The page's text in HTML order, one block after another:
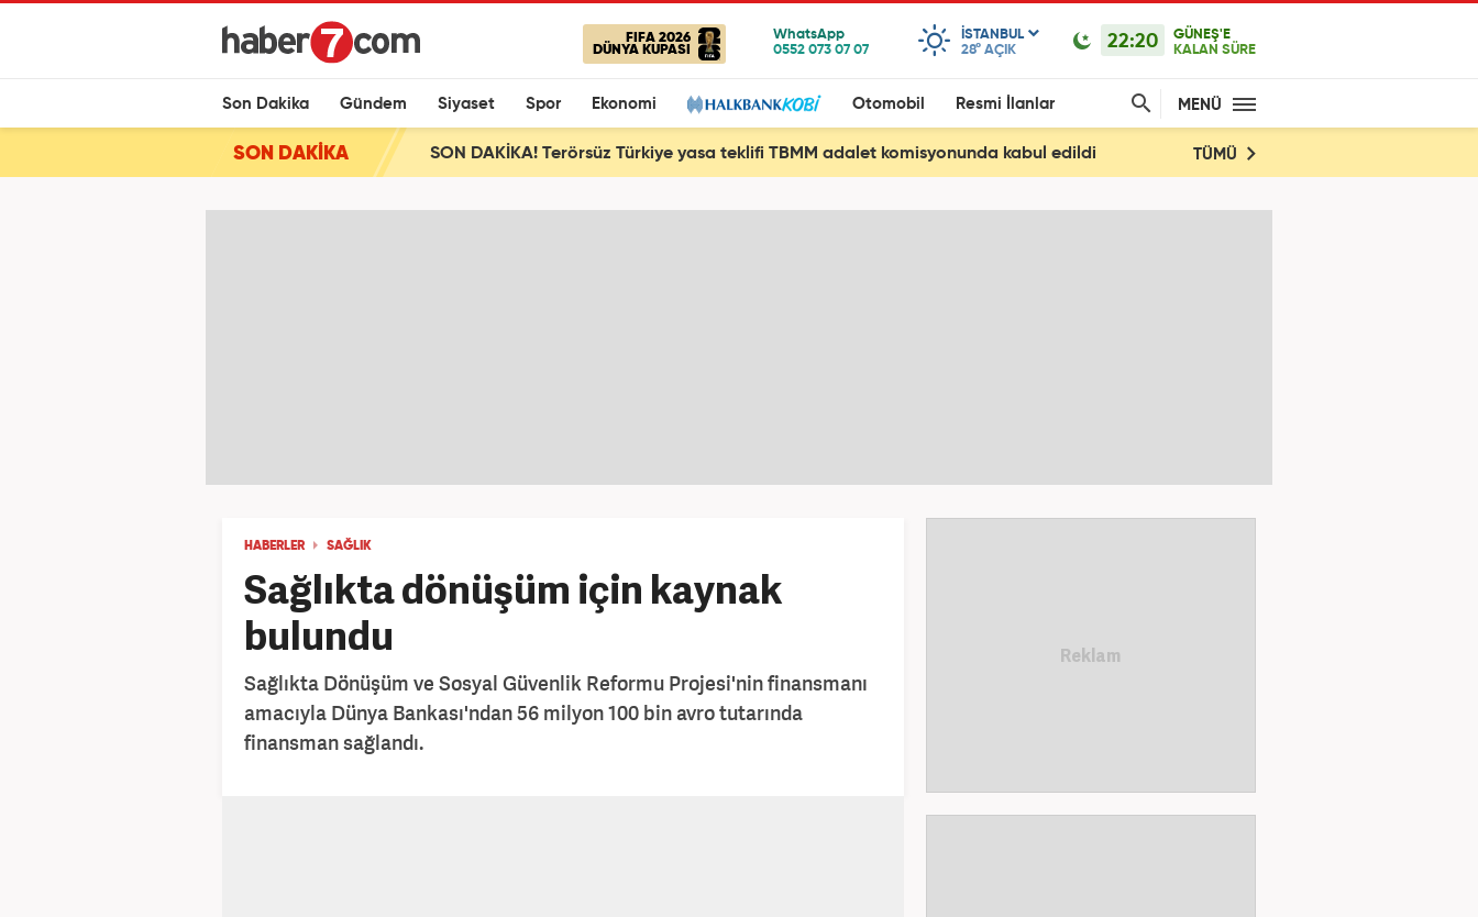
FIFA 2026
DÜNYA KUPASI
ISTANBUL
28° AÇIK 22:20
GÜNEŞ'E
KALAN SÜRE
Son Dakika Gündem Siyaset Spor Ekonomi Otomobil Resmi İlanlar MENÜ
SON DAKİKA SON DAKİKA! Terörsüz Türkiye yasa teklifi TBMM adalet komisyonunda kabul edildi TÜMÜ
HABERLER SAĞLIK
Sağlıkta dönüşüm için kaynak
bulundu
Sağlıkta Dönüşüm ve Sosyal Güvenlik Reformu Projesi'nin finansmanı
amacıyla Dünya Bankası'ndan 56 milyon 100 bin avro tutarında
finansman sağlandı.